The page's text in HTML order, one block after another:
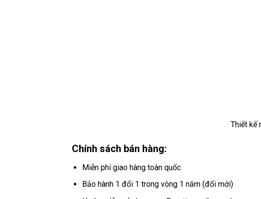
Thiết kế
Chính sách bán hàng:
Miễn phí giao hàng toàn quốc
Bảo hành 1 đổi 1 trong vòng 1 năm (đổi mới)